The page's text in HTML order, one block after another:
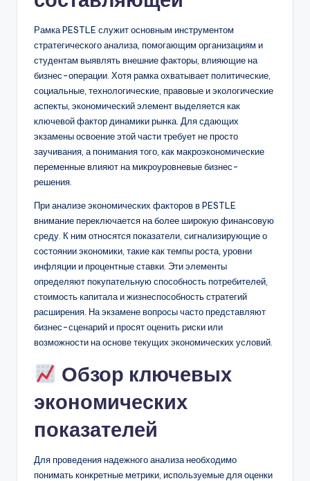
D
it
si
Рамка PESTLE служит основным инструментом
стратегического анализа, помогающим организациям и
студентам выявлять внешние факторы, влияющие на
бизнес-операции. Хотя рамка охватывает политические,
социальные, технологические, правовые и экологические
аспекты, экономический элемент выделяется как
ключевой фактор динамики рынка. Для сдающих
экзамены освоение этой части требует не просто
заучивания, а понимания того, как макроэкономические
переменные влияют на микроуровневые бизнес-
решения.
При анализе экономических факторов в PESTLE
внимание переключается на более широкую финансовую
среду. К ним относятся показатели, сигнализирующие о
состоянии экономики, такие как темпы роста, уровни
инфляции и процентные ставки. Эти элементы
определяют покупательную способность потребителей,
стоимость капитала и жизнеспособность стратегий
расширения. На экзамене вопросы часто представляют
бизнес-сценарий и просят оценить риски или
возможности на основе текущих экономических условий.
Обзор ключевых
экономических
показателей
Для проведения надежного анализа необходимо
понимать конкретные метрики, используемые для оценки